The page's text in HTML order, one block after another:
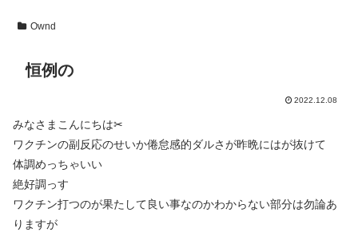
Ownd
恒例の
2022.12.08
みなさまこんにちは✂
ワクチンの副反応のせいか倦怠感的ダルさが昨晩にはが抜けて
体調めっちゃいい
絶好調っす
ワクチン打つのが果たして良い事なのかわからない部分は勿論あ
りますが